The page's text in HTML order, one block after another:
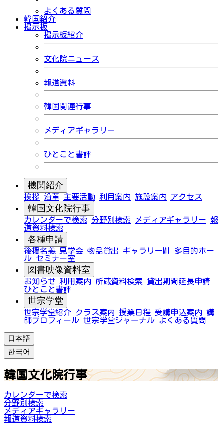
よくある質問
韓国紹介
掲示板
掲示板紹介
文化院ニュース
報道資料
韓国関連行事
メディアギャラリー
ひとこと書評
機関紹介
挨拶 沿革 主要活動 利用案内 施設案内 アクセス
韓国文化院行事
カレンダーで検索 分野別検索 メディアギャラリー 報
道資料検索
各種申請
後援名義 見学会 物品貸出 ギャラリーMI
多目的ホー
ル セミナー室
図書映像資料室
お知らせ 利用案内 所蔵資料検索
貸出期間延長申請
ひとこと書評
世宗学堂
世宗学堂紹介 クラス案内 授業日程 受講申込案内 講
師プロフィール 世宗学堂ジャーナル よくある質問
日本語
한국어
韓国文化院行事
カレンダーで検索
分野別検索
メディアギャラリー
報道資料検索